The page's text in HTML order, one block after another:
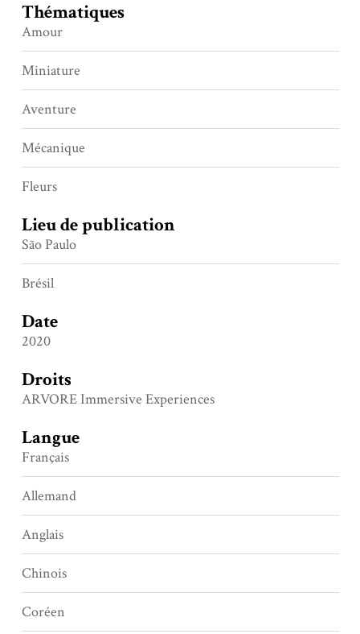
Thématiques
Amour
Miniature
Aventure
Mécanique
Fleurs
Lieu de publication
São Paulo
Brésil
Date
2020
Droits
ARVORE Immersive Experiences
Langue
Français
Allemand
Anglais
Chinois
Coréen